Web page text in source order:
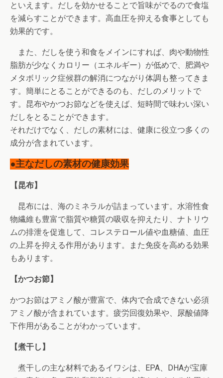
といえます。だしを効かせることで旨味がでるので食塩
を減らすことができます。高血圧を抑える食事としても
効果的です。
また、だしを使う和食をメインにすれば、肉や動物性
脂肪が少なくカロリー（エネルギー）が低めで、肥満や
メタボリック症候群の解消につながり体調も整ってきま
す。簡単にとることができるのも、だしのメリットで
す。昆布やかつお節などを使えば、短時間で味わい深い
だしをとることができます。
それだけでなく、だしの素材には、健康に役立つ多くの
成分が含まれています。
●主なだしの素材の健康効果
【昆布】
昆布には、海のミネラルが詰まっています。水溶性食
物繊維も豊富で脂質や糖質の吸収を抑えたり、ナトリウ
ムの排泄を促進して、コレステロール値や血糖値、血圧
の上昇を抑える作用があります。また免疫を高める効果
もあります。
【かつお節】
かつお節はアミノ酸が豊富で、体内で合成できない必須
アミノ酸が含まれています。疲労回復効果や、尿酸値降
下作用があることがわかっています。
【煮干し】
煮干しの主な材料であるイワシは、EPA、DHAが宝庫